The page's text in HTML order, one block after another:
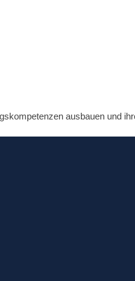
ausbauen und